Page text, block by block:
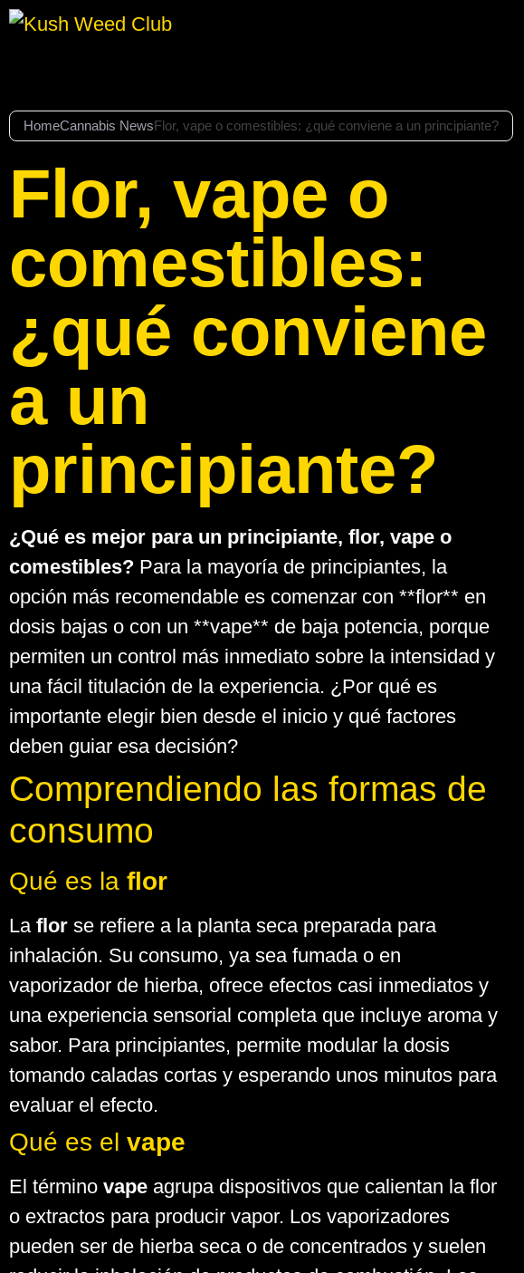
HomeCannabis NewsFlor, vape o comestibles: ¿qué conviene a un principiante?
Flor, vape o
comestibles:
¿qué conviene
a un
principiante?
¿Qué es mejor para un principiante, flor, vape o
comestibles? Para la mayoría de principiantes, la
opción más recomendable es comenzar con **flor** en
dosis bajas o con un **vape** de baja potencia, porque
permiten un control más inmediato sobre la intensidad y
una fácil titulación de la experiencia. ¿Por qué es
importante elegir bien desde el inicio y qué factores
deben guiar esa decisión?
Comprendiendo las formas de
consumo
Qué es la flor
La flor se refiere a la planta seca preparada para
inhalación. Su consumo, ya sea fumada o en
vaporizador de hierba, ofrece efectos casi inmediatos y
una experiencia sensorial completa que incluye aroma y
sabor. Para principiantes, permite modular la dosis
tomando caladas cortas y esperando unos minutos para
evaluar el efecto.
Qué es el vape
El término vape agrupa dispositivos que calientan la flor
o extractos para producir vapor. Los vaporizadores
pueden ser de hierba seca o de concentrados y suelen